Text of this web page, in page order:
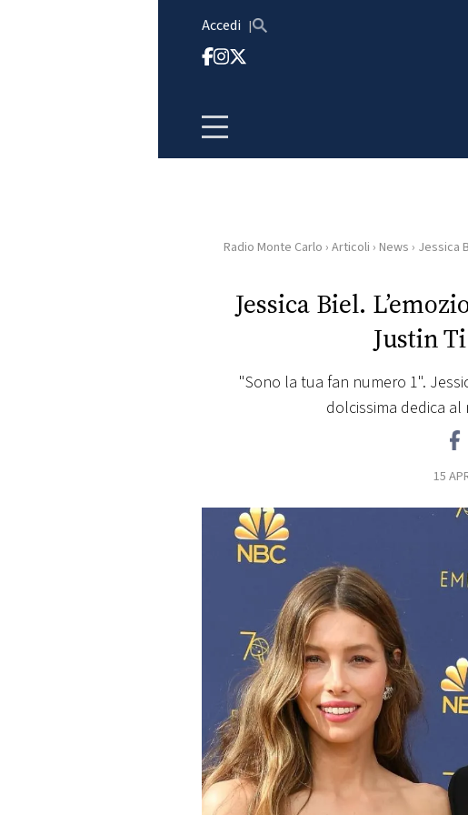
Accedi
HOME
RADIO
EVENTI
VIDEO
TV
PRINCIPATO
Radio Monte Carlo › Articoli › News › Jessica
Jessica Biel.
Justin
"Sono la tua fan numero 1".
dolcissima dedica
15